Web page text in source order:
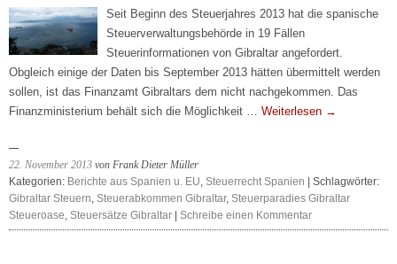
Seit Beginn des Steuerjahres 2013 hat die spanische
Steuerverwaltungsbehörde in 19 Fällen
Steuerinformationen von Gibraltar angefordert.
Obgleich einige der Daten bis September 2013 hätten übermittelt werden
sollen, ist das Finanzamt Gibraltars dem nicht nachgekommen. Das
Finanzministerium behält sich die Möglichkeit … Weiterlesen →
22. November 2013 von Frank Dieter Müller
Kategorien: Berichte aus Spanien u. EU, Steuerrecht Spanien | Schlagwörter:
Gibraltar Steuern, Steuerabkommen Gibraltar, Steuerparadies Gibraltar
Steueroase, Steuersätze Gibraltar Schreibe einen Kommentar